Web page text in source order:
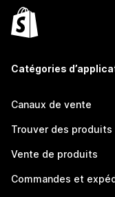
Catégories
Canaux de vente
Trouver des produits
Vente de produits
Commandes et